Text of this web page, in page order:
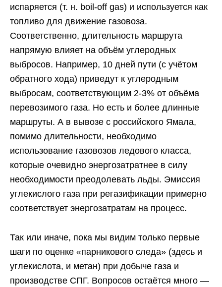
испаряется (т. н. boil-off gas) и используется как
топливо для движение газовоза.
Соответственно, длительность маршрута
напрямую влияет на объём углеродных
выбросов. Например, 10 дней пути (с учётом
обратного хода) приведут к углеродным
выбросам, соответствующим 2-3% от объёма
перевозимого газа. Но есть и более длинные
маршруты. А в вывозе с российского Ямала,
помимо длительности, необходимо
использование газовозов ледового класса,
которые очевидно энергозатратнее в силу
необходимости преодолевать льды. Эмиссия
углекислого газа при регазификации примерно
соответствует энергозатратам на процесс.
Так или иначе, пока мы видим только первые
шаги по оценке «парникового следа» (здесь и
углекислота, и метан) при добыче газа и
производстве СПГ. Вопросов остаётся много —